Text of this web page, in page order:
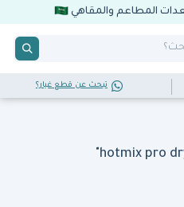
المطاعم والمقاهي
تبحث عن قطع غيار؟